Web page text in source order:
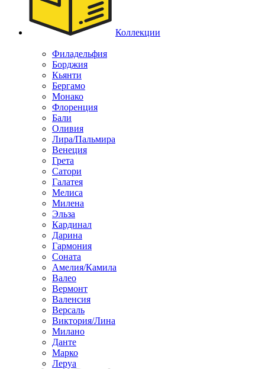
Коллекции
Филадельфия
Борджия
Кьянти
Бергамо
Монако
Флоренция
Бали
Оливия
Лира/Пальмира
Венеция
Грета
Сатори
Галатея
Мелиса
Милена
Эльза
Кардинал
Дарина
Гармония
Соната
Амелия/Камила
Валео
Вермонт
Валенсия
Версаль
Виктория/Лина
Милано
Данте
Марко
Леруа